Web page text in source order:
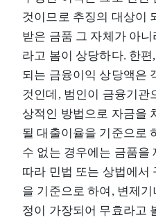
것이므로 추징의 대상이
받은 금품 그 자체가 아
라고 봄이 상당하다. 한
되는 금융이익 상당액은
것인데, 범인이 금융기관
상적인 방법으로 자금을
될 대출이율을 기준으로
수 없는 경우에는 금품을
따라 민법 또는 상법에서
을 기준으로 하여, 변제
정이 가장되어 무효라고